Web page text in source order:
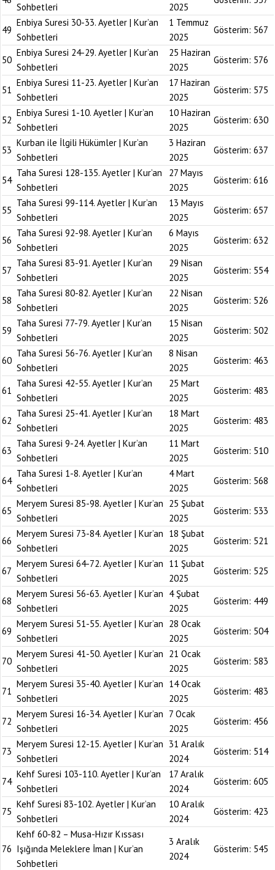
Sohbetleri 2025
49
Enbiya Suresi 30-33. Ayetler | Kur’an
Sohbetleri
1 Temmuz
2025
Gösterim: 567
50
Enbiya Suresi 24-29. Ayetler | Kur’an
Sohbetleri
25 Haziran
2025
Gösterim: 576
51
Enbiya Suresi 11-23. Ayetler | Kur’an
Sohbetleri
17 Haziran
2025
Gösterim: 575
52
Enbiya Suresi 1-10. Ayetler | Kur’an
Sohbetleri
10 Haziran
2025
Gösterim: 630
53
Kurban ile İlgili Hükümler | Kur’an
Sohbetleri
3 Haziran
2025
Gösterim: 637
54
Taha Suresi 128-135. Ayetler | Kur’an
Sohbetleri
27 Mayıs
2025
Gösterim: 616
55
Taha Suresi 99-114. Ayetler | Kur’an
Sohbetleri
13 Mayıs
2025
Gösterim: 657
56
Taha Suresi 92-98. Ayetler | Kur’an
Sohbetleri
6 Mayıs
2025
Gösterim: 632
57
Taha Suresi 83-91. Ayetler | Kur’an
Sohbetleri
29 Nisan
2025
Gösterim: 554
58
Taha Suresi 80-82. Ayetler | Kur’an
Sohbetleri
22 Nisan
2025
Gösterim: 526
59
Taha Suresi 77-79. Ayetler | Kur’an
Sohbetleri
15 Nisan
2025
Gösterim: 502
60
Taha Suresi 56-76. Ayetler | Kur’an
Sohbetleri
8 Nisan
2025
Gösterim: 463
61
Taha Suresi 42-55. Ayetler | Kur’an
Sohbetleri
25 Mart
2025
Gösterim: 483
62
Taha Suresi 25-41. Ayetler | Kur’an
Sohbetleri
18 Mart
2025
Gösterim: 483
63
Taha Suresi 9-24. Ayetler | Kur’an
Sohbetleri
11 Mart
2025
Gösterim: 510
64
Taha Suresi 1-8. Ayetler | Kur’an
Sohbetleri
4 Mart
2025
Gösterim: 568
65
Meryem Suresi 85-98. Ayetler | Kur’an
Sohbetleri
25 Şubat
2025
Gösterim: 533
66
Meryem Suresi 73-84. Ayetler | Kur’an
Sohbetleri
18 Şubat
2025
Gösterim: 521
67
Meryem Suresi 64-72. Ayetler | Kur’an
Sohbetleri
11 Şubat
2025
Gösterim: 525
68
Meryem Suresi 56-63. Ayetler | Kur’an
Sohbetleri
4 Şubat
2025
Gösterim: 449
69
Meryem Suresi 51-55. Ayetler | Kur’an
Sohbetleri
28 Ocak
2025
Gösterim: 504
70
Meryem Suresi 41-50. Ayetler | Kur’an
Sohbetleri
21 Ocak
2025
Gösterim: 583
71
Meryem Suresi 35-40. Ayetler | Kur’an
Sohbetleri
14 Ocak
2025
Gösterim: 483
72
Meryem Suresi 16-34. Ayetler | Kur’an
Sohbetleri
7 Ocak
2025
Gösterim: 456
73
Meryem Suresi 12-15. Ayetler | Kur’an
Sohbetleri
31 Aralık
2024
Gösterim: 514
74
Kehf Suresi 103-110. Ayetler | Kur’an
Sohbetleri
17 Aralık
2024
Gösterim: 605
75
Kehf Suresi 83-102. Ayetler | Kur’an
Sohbetleri
10 Aralık
2024
Gösterim: 423
76
Kehf 60-82 – Musa-Hızır Kıssası
Işığında Meleklere İman | Kur’an
Sohbetleri
3 Aralık
2024
Gösterim: 545